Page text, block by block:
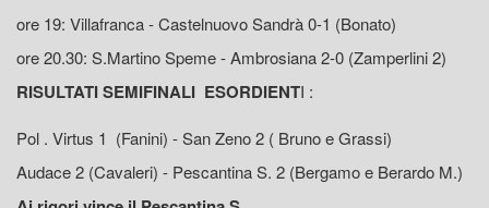
ore 19: Villafranca - Castelnuovo Sandrà 0-1 (Bonato)
ore 20.30: S.Martino Speme - Ambrosiana 2-0 (Zamperlini 2)
RISULTATI SEMIFINALI ESORDIENTI :
Pol . Virtus 1 (Fanini) - San Zeno 2 ( Bruno e Grassi)
Audace 2 (Cavaleri) - Pescantina S. 2 (Bergamo e Berardo M.)